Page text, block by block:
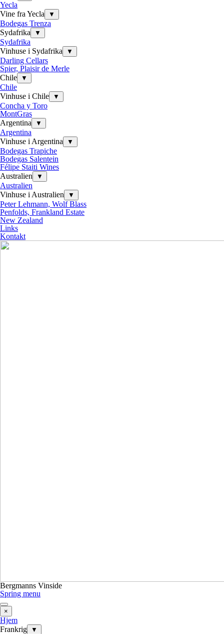
Yecla
Vine fra Yecla
▼
Bodegas Trenza
Sydafrika
▼
Sydafrika
Vinhuse i Sydafrika
▼
Darling Cellars
Spier, Plaisir de Merle
Chile
▼
Chile
Vinhuse i Chile
▼
Concha y Toro
MontGras
Argentina
▼
Argentina
Vinhuse i Argentina
▼
Bodegas Trapiche
Bodegas Salentein
Félipe Staiti Wines
Australien
▼
Australien
Vinhuse i Australien
▼
Peter Lehmann, Wolf Blass
Penfolds, Frankland Estate
New Zealand
Links
Kontakt
Bergmanns Vinside
Spring menu
×
Hjem
Frankrig
▼